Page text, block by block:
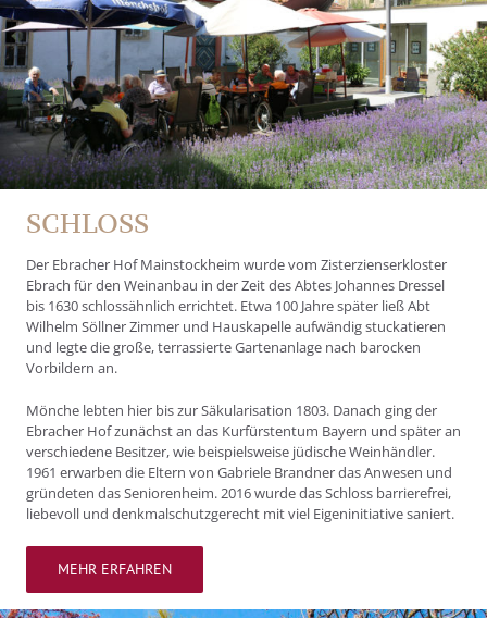
SCHLOSS
Der Ebracher Hof Mainstockheim wurde vom Zisterzienserkloster
Ebrach für den Weinanbau in der Zeit des Abtes Johannes Dressel
bis 1630 schlossähnlich errichtet. Etwa 100 Jahre später ließ Abt
Wilhelm Söllner Zimmer und Hauskapelle aufwändig stuckatieren
und legte die große, terrassierte Gartenanlage nach barocken
Vorbildern an.
Mönche lebten hier bis zur Säkularisation 1803. Danach ging der
Ebracher Hof zunächst an das Kurfürstentum Bayern und später an
verschiedene Besitzer, wie beispielsweise jüdische Weinhändler.
1961 erwarben die Eltern von Gabriele Brandner das Anwesen und
gründeten das Seniorenheim. 2016 wurde das Schloss barrierefrei,
liebevoll und denkmalschutzgerecht mit viel Eigeninitiative saniert.
MEHR ERFAHREN